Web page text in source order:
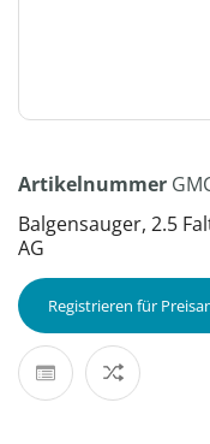
Artikelnummer
Balgensauger, 2.5
AG
Registrieren für